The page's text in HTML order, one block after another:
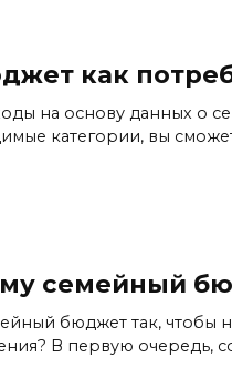
как
на основу данных о
категории, вы
семейный
бюджет так, чтобы
В первую очередь,